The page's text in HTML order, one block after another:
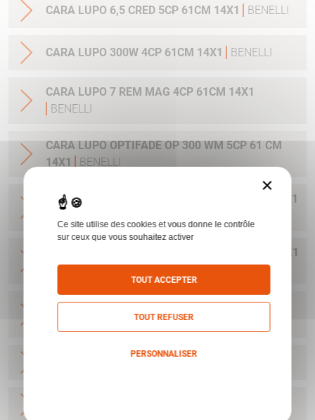
CARA LUPO 6,5 CRED 5CP 61CM 14X1 BENELLI
CARA LUPO 300W 4CP 61CM 14X1 BENELLI
CARA LUPO 7 REM MAG 4CP 61CM 14X1
BENELLI
CARA LUPO OPTIFADE OP 300 WM 5CP 61 CM
14X1
BENELLI
CARA LUPO OPTIFADE OP 308W 5CP 56 CM 14X1
CARA LUPO OPTIFADE OP 30-06 5CP 56 CM 14X1
BENELLI
CARA LUPO OPTIFADE OP 6.5CRMR 5CP 56 CM
×
Ce site utilise des cookies et vous donne le contrôle
sur ceux que vous souhaitez activer
TOUT ACCEPTER
TOUT REFUSER
PERSONNALISER